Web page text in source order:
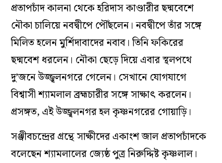
প্রতাপচাঁদ কালনা থেকে হরিদাস কাণ্ডারীর ছদ্মবেশে
নৌকা চালিয়ে নবদ্বীপে পৌঁছলেন। নবদ্বীপে তাঁর সঙ্গে
মিলিত হলেন মুর্শিদাবাদের নবাব। তিনি ফকিরের
ছদ্মবেশ ধরলেন। নৌকা ছেড়ে দিয়ে এবার স্থলপথে
দু’জনে উজ্জ্বলনগরে গেলেন। সেখানে যোগযাগে
বিশ্বাসী শ্যামলাল ব্রহ্মচারীর সঙ্গে সাক্ষাৎ করলেন।
প্রসঙ্গত, এই উজ্জ্বলনগর হল কৃষ্ণনগরের গোয়াড়ি।
সঞ্জীবচন্দ্রের গ্রন্থে সাক্ষীদের একাংশ জাল প্রতাপচাঁদকে
বলেছেন শ্যামলালের জ্যেষ্ঠ পুত্র নিরুদ্দিষ্ট কৃষ্ণলাল।